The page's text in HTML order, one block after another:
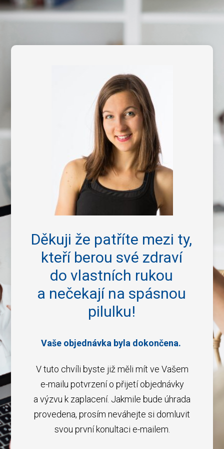
Děkuji že patříte mezi ty,
kteří berou své zdraví
do vlastních rukou
a nečekají na spásnou
pilulku!
Vaše objednávka byla dokončena.
V tuto chvíli byste již měli mít ve Vašem
e-mailu potvrzení o přijetí objednávky
a výzvu k zaplacení. Jakmile bude úhrada
provedena, prosím neváhejte si domluvit
svou první konultaci e-mailem.